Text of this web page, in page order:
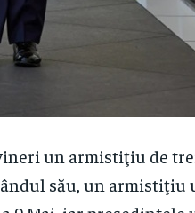
un armistiţiu de
său, un